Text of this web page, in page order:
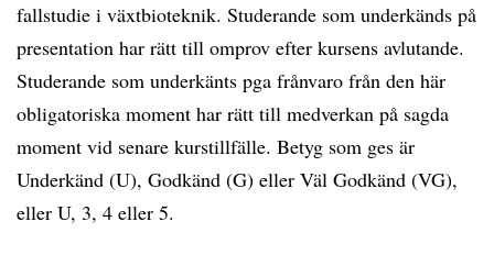
fallstudie i växtbioteknik. Studerande som underkänds på
presentation har rätt till omprov efter kursens avlutande.
Studerande som underkänts pga frånvaro från den här
obligatoriska moment har rätt till medverkan på sagda
moment vid senare kurstillfälle. Betyg som ges är
Underkänd (U), Godkänd (G) eller Väl Godkänd (VG),
eller U, 3, 4 eller 5.